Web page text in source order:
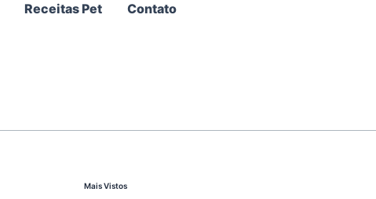
Receitas Pet Contato
Mais Vistos